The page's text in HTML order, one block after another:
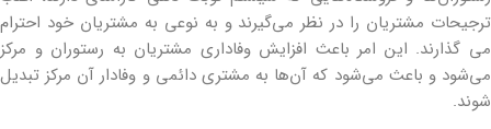
ترجیحات مشتریان را در نظر می‌گیرند و به نوعی به مشتریان خود احترام
می گذارند. این امر باعث افزایش وفاداری مشتریان به رستوران و مرکز
می‌شود و باعث می‌شود که آن‌ها به مشتری دائمی و وفادار آن مرکز تبدیل
شوند.